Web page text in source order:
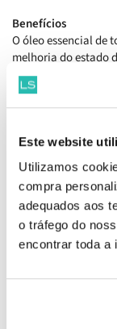
Este website
Utilizamos
compra
adequados aos
o tráfego do
encontrar toda a
Benefícios
O óleo essencial de
melhoria do estado
e otimismo. É
promovendo um
efeito refrescante
fortalecimento do
sendo ideal para
funções.
Como tomar
Tomar 1 gota,
1 a 3 vezes por dia.
carreadores para